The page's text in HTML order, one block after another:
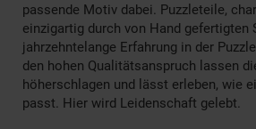
passende Motiv dabei. Puzzleteile,
einzigartig durch von Hand gefertigten
jahrzehntelange Erfahrung in der
den hohen Qualitätsanspruch lassen
höherschlagen und lässt erleben, wie
passt. Hier wird Leidenschaft gelebt.